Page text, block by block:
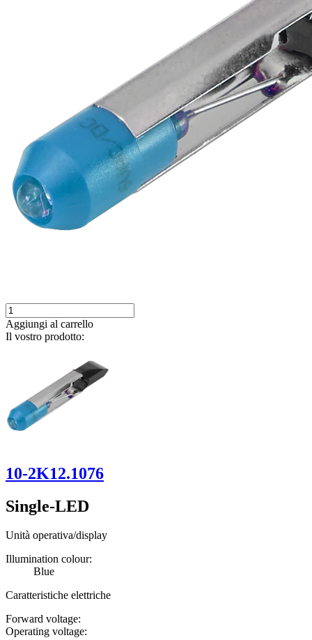
Aggiungi al carrello
Il vostro prodotto:
10-2K12.1076
Single-LED
Unità operativa/display
Illumination colour:
Blue
Caratteristiche elettriche
Forward voltage:
Operating voltage: